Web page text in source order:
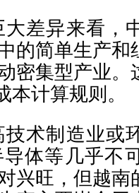
差异来看，
的简单生产和
密集型产业。
本计算规则。
术制造业或
体等几乎不
兴旺，但越南